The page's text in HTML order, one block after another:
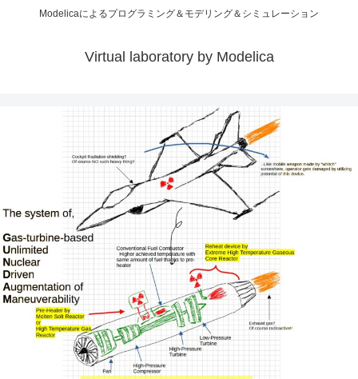
Modelicaによるプログラミング＆モデリング＆シミュレーション
Virtual laboratory by Modelica